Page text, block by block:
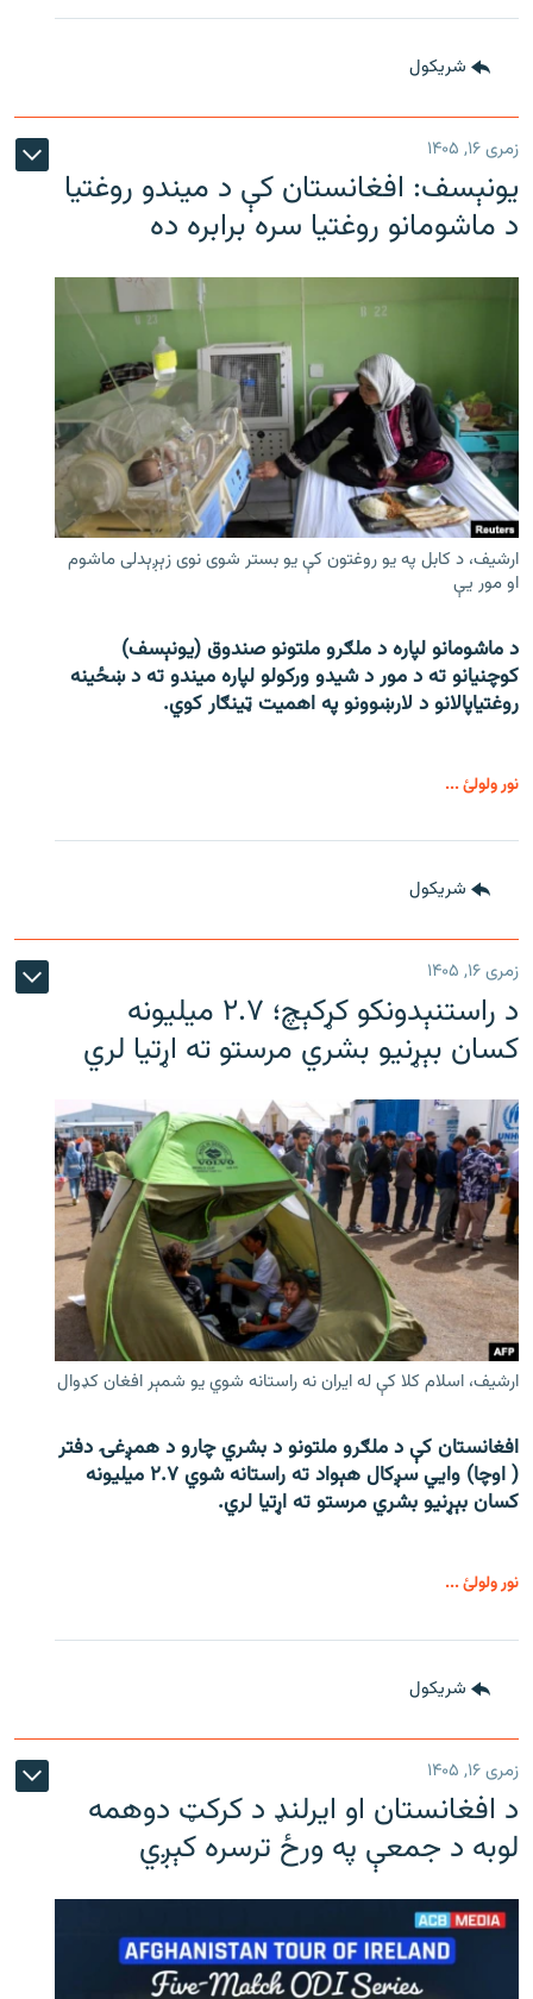
شريکول
زمری ۱۶, ۱۴۰۵
یونېسف: افغانستان کې د میندو روغتیا
د ماشومانو روغتیا سره برابره ده
ارشیف، د کابل په یو روغتون کې یو بستر شوی نوی زېږېدلی ماشوم
او مور یې
د ماشومانو لپاره د ملګرو ملتونو صندوق (یونېسف)
کوچنیانو ته د مور د شیدو ورکولو لپاره میندو ته د ښځینه
روغتیاپالانو د لارښوونو په اهمیت ټینګار کوي.
نور ولولئ ...
شريکول
زمری ۱۶, ۱۴۰۵
د راستنېدونکو کړکېچ؛ ۲.۷ میلیونه
کسان بېړنیو بشري مرستو ته اړتیا لري
ارشیف، اسلام کلا کې له ایران نه راستانه شوي یو شمېر افغان کډوال
افغانستان کې د ملګرو ملتونو د بشري چارو د همږغۍ دفتر
( اوچا) وايي سږکال هېواد ته راستانه شوي ۲.۷ میلیونه
کسان بېړنیو بشري مرستو ته اړتیا لري.
نور ولولئ ...
شريکول
زمری ۱۶, ۱۴۰۵
د افغانستان او ایرلنډ د کرکټ دوهمه
لوبه د جمعې په ورځ ترسره کېږي